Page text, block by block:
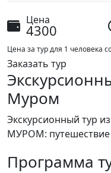
Цена
4300
Цена за тур для 1 человека
Заказать тур
Муром
Экскурсионный тур
МУРОМ: путешествие
Программа